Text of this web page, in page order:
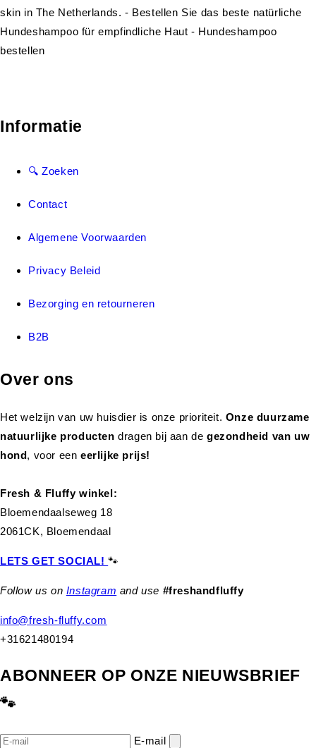
Informatie
🔍 Zoeken
Contact
Algemene Voorwaarden
Privacy Beleid
Bezorging en retourneren
B2B
Over ons
Het welzijn van uw huisdier is onze prioriteit. Onze duurzame
natuurlijke productendragen bij aan de gezondheid van uw
hond, voor eeneerlijke prijs!
Fresh & Fluffy winkel:
Bloemendaalseweg 18
2061CK, Bloemendaal
LETS GET SOCIAL!🐾
Follow us on Instagram and use #freshandfluffy
info@fresh-fluffy.com
+31621480194
ABONNEER OP ONZE NIEUWSBRIEF
🐾
E‑mail